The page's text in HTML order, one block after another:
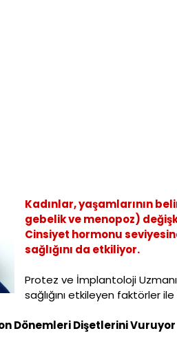
Kadınlar, yaşamlarının
gebelik ve menopoz)
Cinsiyet hormonu
sağlığını da etkiliyor.
Protez ve İmplantoloji
sağlığını etkileyen faktörler
Dönemleri Dişetlerini Vuruyor